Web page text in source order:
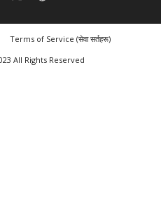
Terms of Service (सेवा सर्तहरू)
All Rights Reserved